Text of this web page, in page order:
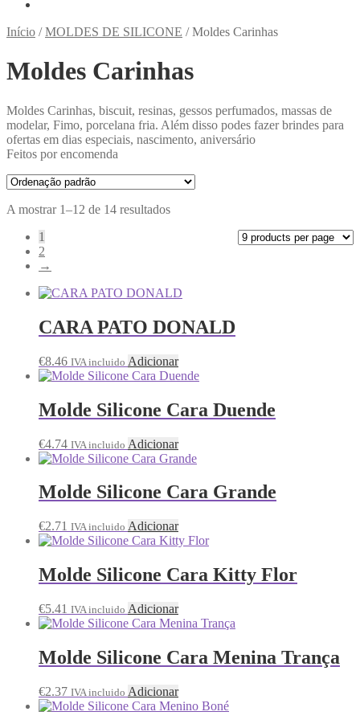
Início /MOLDES DE SILICONE /Moldes Carinhas
Moldes Carinhas
Moldes Carinhas, biscuit, resinas, gessos perfumados, massas de
modelar, Fimo, porcelana fria. Além disso podes fazer brindes para
ofertas em dias especiais, nascimento, aniversário
Feitos por encomenda
A mostrar 1–12 de 14 resultados
1
2
→
CARA PATO DONALD
€8.46 IVA incluido Adicionar
Molde Silicone Cara Duende
€4.74 IVA incluido Adicionar
Molde Silicone Cara Grande
€2.71 IVA incluido Adicionar
Molde Silicone Cara Kitty Flor
€5.41 IVA incluido Adicionar
Molde Silicone Cara Menina Trança
€2.37 IVA incluido Adicionar